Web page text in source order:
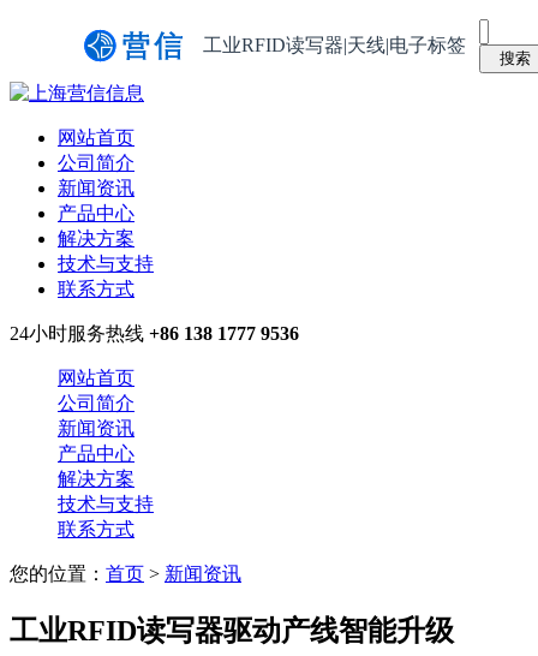
工业RFID读写器|天线|电子标签
网站首页
公司简介
新闻资讯
产品中心
解决方案
技术与支持
联系方式
24小时服务热线 +86 138 1777 9536
网站首页
公司简介
新闻资讯
产品中心
解决方案
技术与支持
联系方式
您的位置： 首页 > 新闻资讯
工业RFID读写器驱动产线智能升级